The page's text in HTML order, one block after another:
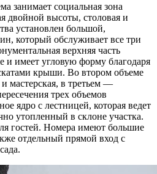
занимает социальная зона
двойной высоты, столовая и
установлен большой,
который обслуживает все три
верхняя часть
имеет угловую форму благодаря
крыши. Во втором объеме
и мастерская, в третьем —
трех объемов
ядро с лестницей, которая ведет
утопленный в склоне участка.
гостей. Номера имеют большие
отдельный прямой вход с